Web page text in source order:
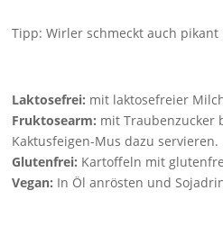
Tipp: Wirler schmeckt auch pikant
Laktosefrei: mit laktosefreier
Fruktosearm: mit Traubenzucker
Kaktusfeigen-Mus dazu servieren.
Glutenfrei: Kartoffeln mit
Vegan: In Öl anrösten und